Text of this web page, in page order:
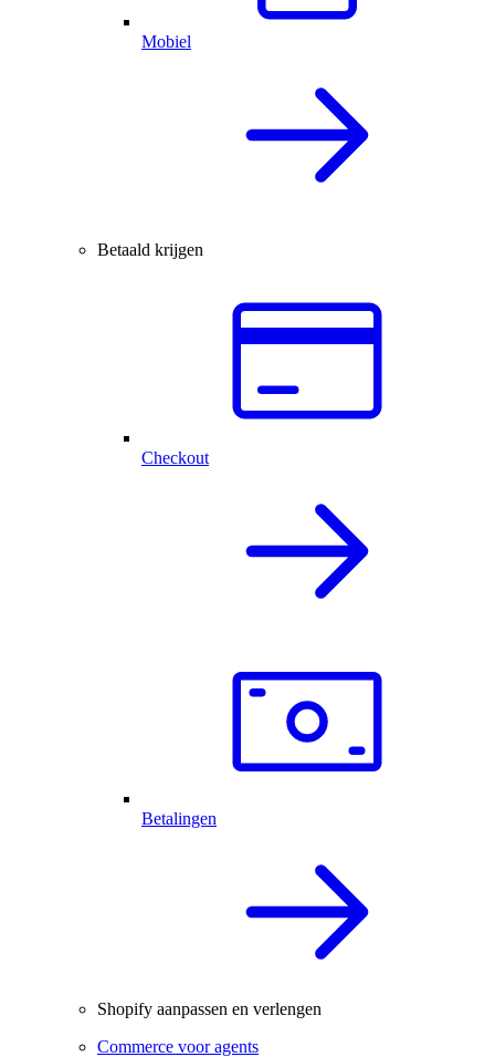
Mobiel
Betaald krijgen
Checkout
Betalingen
Shopify aanpassen en verlengen
Commerce voor agents